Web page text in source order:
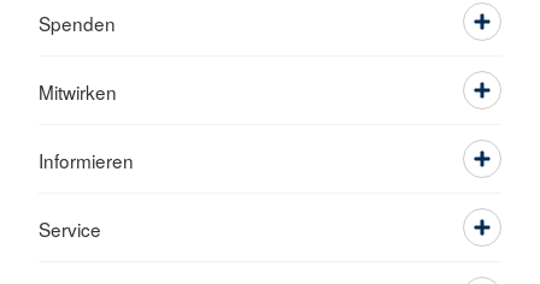
Spenden
Mitwirken
Informieren
Service